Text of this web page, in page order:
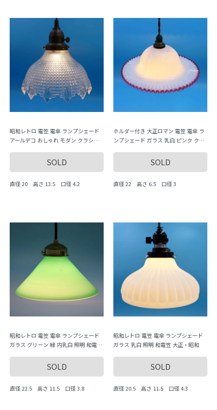
昭和レトロ 電笠 電傘 ランプシェード
アールデコ おしゃれ モダン クラシッ
SOLD
直径 20 高さ 13.5 口径 4.2
ホルダー付き 大正ロマン 電笠 電傘 ラ
ンプシェード ガラス 乳白 ピンク クラ
SOLD
直径 22 高さ 6.5 口径 3
昭和レトロ 電笠 電傘 ランプシェード
ガラス グリーン 緑 内乳白 照明 和電笠
SOLD
直径 22.5 高さ 11.5 口径 3.8
昭和レトロ 電笠 電傘 ランプシェード
ガラス 乳白 照明 和電笠 大正・昭和
SOLD
直径 20.5 高さ 11.5 口径 4.3